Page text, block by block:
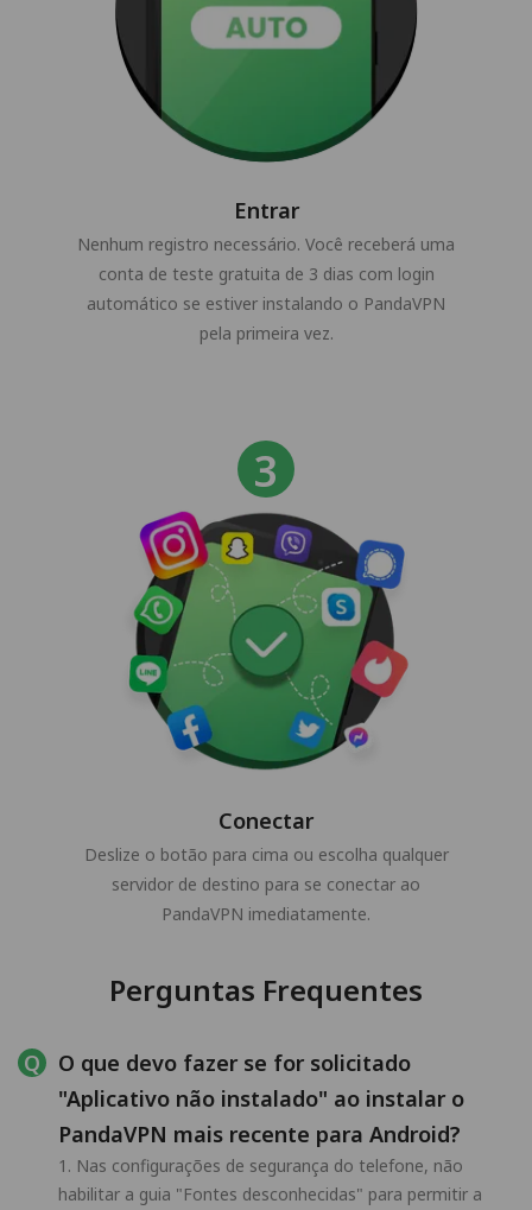
Entrar
Nenhum registro necessário. Você receberá uma
conta de teste gratuita de 3 dias com login
automático se estiver instalando o PandaVPN
pela primeira vez.
Conectar
Deslize o botão para cima ou escolha qualquer
servidor de destino para se conectar ao
PandaVPN imediatamente.
Perguntas Frequentes
O que devo fazer se for solicitado
"Aplicativo não instalado" ao instalar o
PandaVPN mais recente para Android?
1. Nas configurações de segurança do telefone, não
habilitar a guia "Fontes desconhecidas" para permitir a